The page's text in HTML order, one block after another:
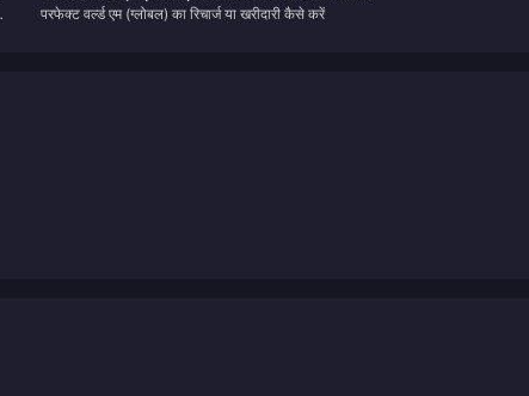
परफेक्ट वर्ल्ड एम (ग्लोबल) का रिचार्ज या खरीदारी कैसे करें